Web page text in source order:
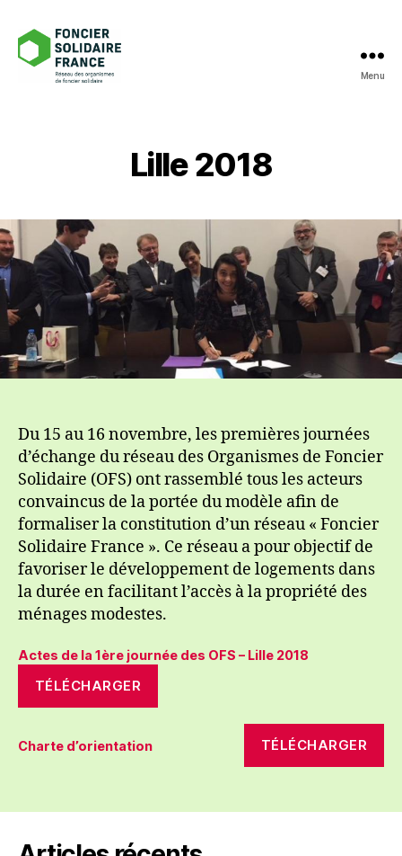
Menu
Lille 2018
Du 15 au 16 novembre, les premières journées
d’échange du réseau des Organismes de Foncier
Solidaire (OFS) ont rassemblé tous les acteurs
convaincus de la portée du modèle afin de
formaliser la constitution d’un réseau « Foncier
Solidaire France ». Ce réseau a pour objectif de
favoriser le développement de logements dans
la durée en facilitant l’accès à la propriété des
ménages modestes.
Actes de la 1ère journée des OFS – Lille 2018
TÉLÉCHARGER
Charte d’orientation TÉLÉCHARGER